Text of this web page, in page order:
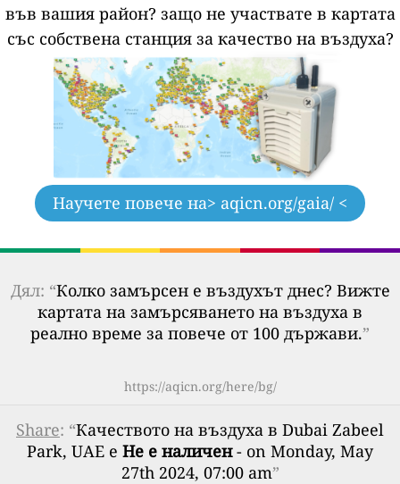
във вашия район? защо не участвате в картата
със собствена станция за качество на въздуха?
Научете повече на> aqicn.org/gaia/ <
Дял: “Колко замърсен е въздухът днес? Вижте
картата на замърсяването на въздуха в
реално време за повече от 100 държави.”
https://aqicn.org/here/bg/
Share: “Качеството на въздуха в Dubai Zabeel
Park, UAE е Не е наличен- on Monday, May
27th 2024, 07:00 am”